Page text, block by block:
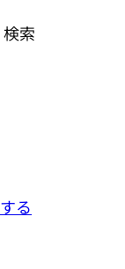
検索
る